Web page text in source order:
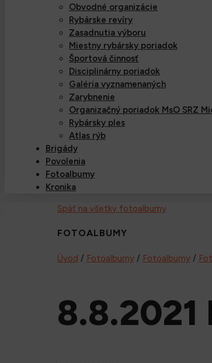
Obvodné organizácie
Rybárske revíry
Zasadnutia výboru
Miestny rybársky poriadok
Športová činnosť
Disciplinárny poriadok
Galéria vyznamenaných
Zarybnenie
Organizačný poriadok MsO SRZ
Rybársky ples
Atlas rýb
Brigády
Povolenia
Fotoalbumy
Kronika
Späť na všetky fotoalbumy
FOTOALBUMY
Úvod / Fotoalbumy / Fotoalbumy /
8.8.2021